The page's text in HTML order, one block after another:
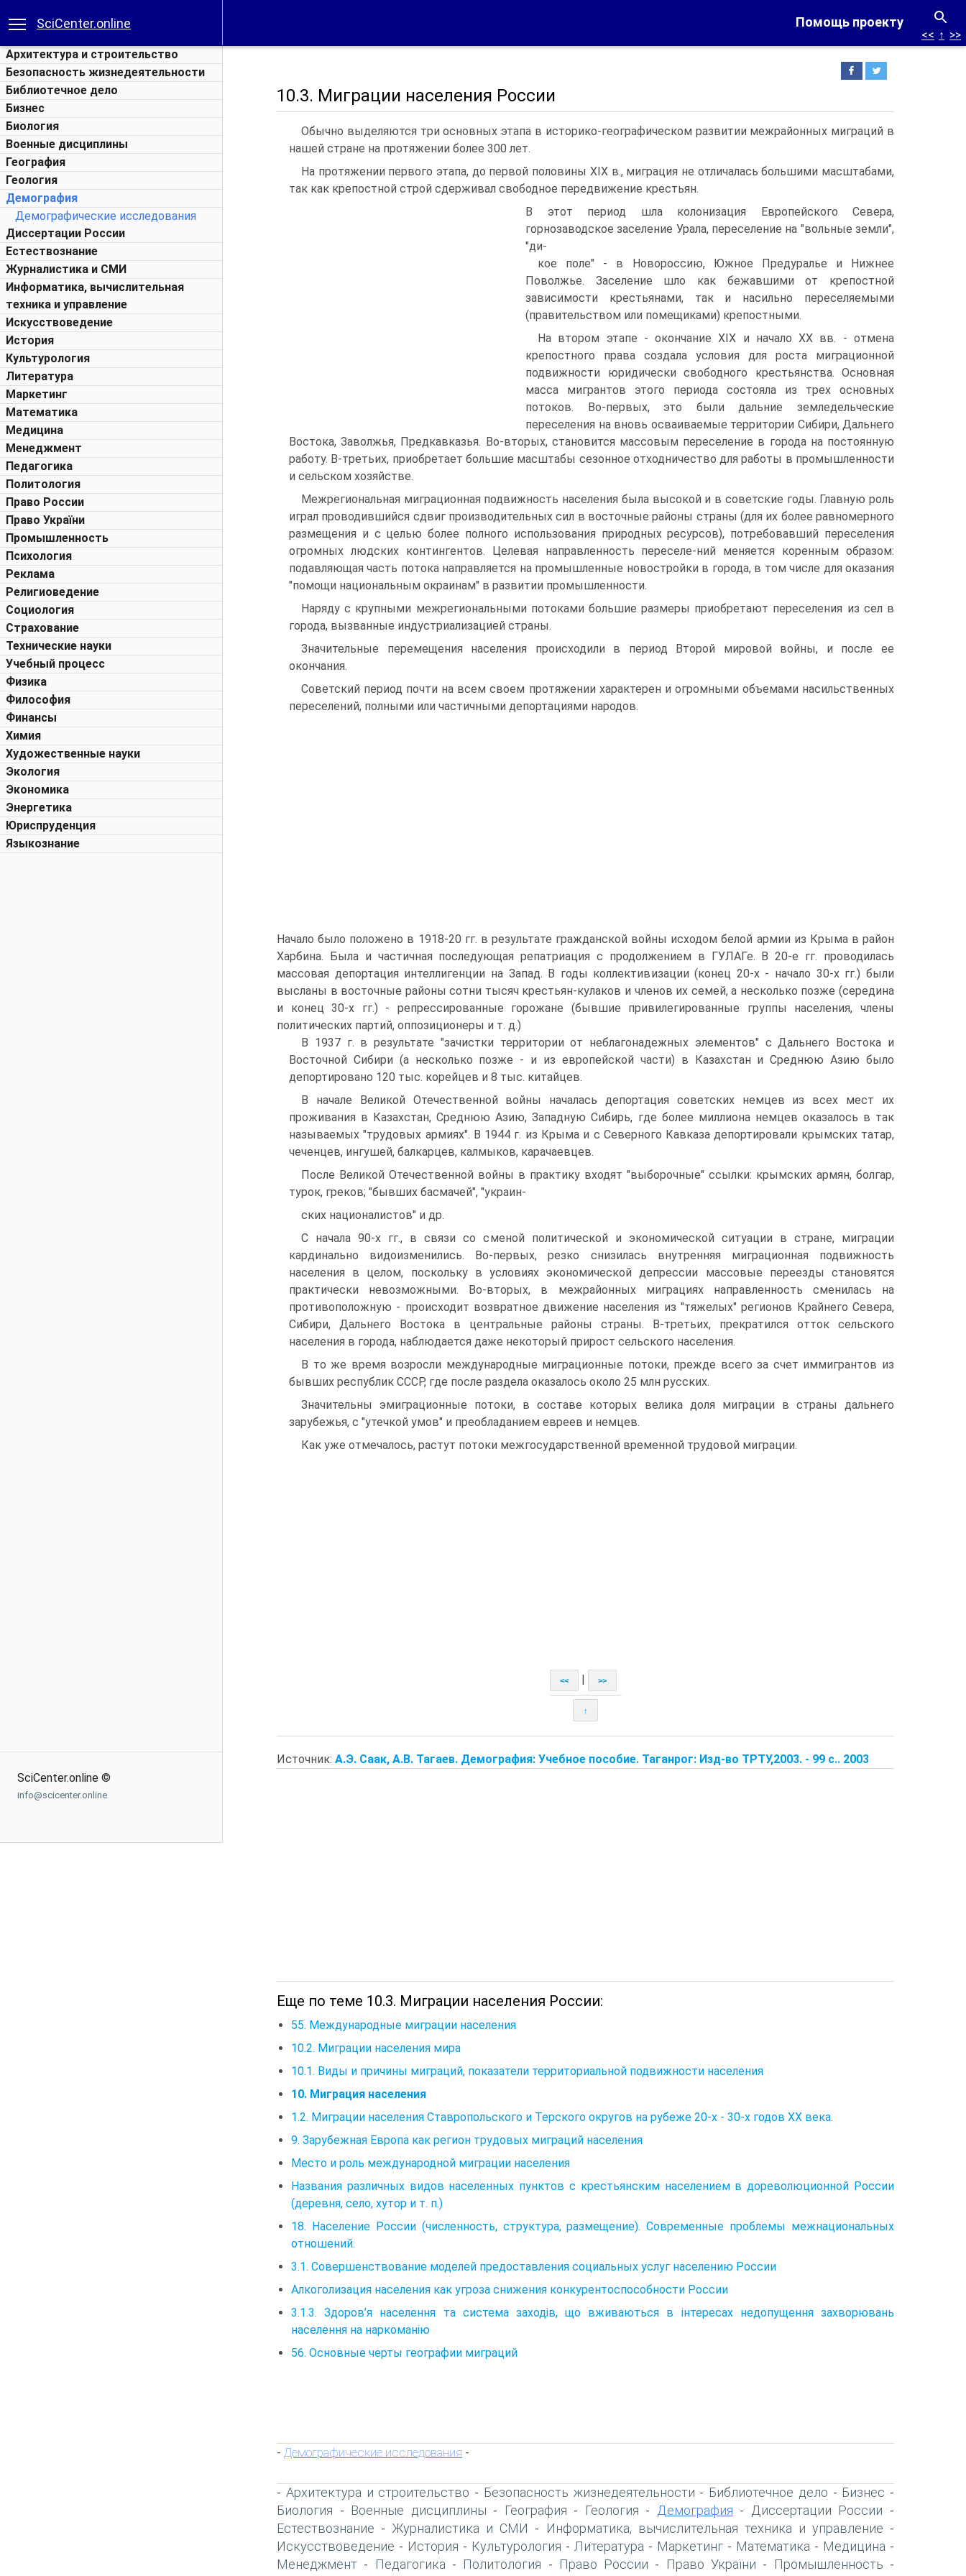
Помощь проекту
SciCenter.online
Архитектура и строительство
Безопасность жизнедеятельности
Библиотечное дело
Бизнес
Биология
Военные дисциплины
География
Геология
Демография
Демографические исследования
Диссертации России
Естествознание
Журналистика и СМИ
Информатика, вычислительная
техника и управление
Искусствоведение
История
Культурология
Литература
Маркетинг
Математика
Медицина
Менеджмент
Педагогика
Политология
Право России
Право України
Промышленность
Психология
Реклама
Религиоведение
Социология
Страхование
Технические науки
Учебный процесс
Физика
Философия
Финансы
Химия
Художественные науки
Экология
Экономика
Энергетика
Юриспруденция
Языкознание
SciCenter.online ©
info@scicenter.online
<< ↑ >>
10.3. Миграции населения России
Обычно выделяются три основных этапа в историко-географическом развитии межрайонных миграций в
нашей стране на протяжении более 300 лет.
На протяжении первого этапа, до первой половины XIX в., миграция не отличалась большими масштабами,
так как крепостной строй сдерживал свободное передвижение крестьян.
В этот период шла колонизация Европейского Севера,
горнозаводское заселение Урала, переселение на "вольные земли",
"ди-
кое поле" - в Новороссию, Южное Предуралье и Нижнее
Поволжье. Заселение шло как бежавшими от крепостной
зависимости крестьянами, так и насильно переселяемыми
(правительством или помещиками) крепостными.
На втором этапе - окончание XIX и начало XX вв. - отмена
крепостного права создала условия для роста миграционной
подвижности юридически свободного крестьянства. Основная
масса мигрантов этого периода состояла из трех основных
потоков. Во-первых, это были дальние земледельческие
переселения на вновь осваиваемые территории Сибири, Дальнего
Востока, Заволжья, Предкавказья. Во-вторых, становится массовым переселение в города на постоянную
работу. В-третьих, приобретает большие масштабы сезонное отходничество для работы в промышленности
и сельском хозяйстве.
Межрегиональная миграционная подвижность населения была высокой и в советские годы. Главную роль
играл проводившийся сдвиг производительных сил в восточные районы страны (для их более равномерного
размещения и с целью более полного использования природных ресурсов), потребовавший переселения
огромных людских контингентов. Целевая направленность переселе-ний меняется коренным образом:
подавляющая часть потока направляется на промышленные новостройки в города, в том числе для оказания
"помощи национальным окраинам" в развитии промышленности.
Наряду с крупными межрегиональными потоками большие размеры приобретают переселения из сел в
города, вызванные индустриализацией страны.
Значительные перемещения населения происходили в период Второй мировой войны, и после ее
окончания.
Советский период почти на всем своем протяжении характерен и огромными объемами насильственных
переселений, полными или частичными депортациями народов.
Начало было положено в 1918-20 гг. в результате гражданской войны исходом белой армии из Крыма в район
Харбина. Была и частичная последующая репатриация с продолжением в ГУЛАГе. В 20-е гг. проводилась
массовая депортация интеллигенции на Запад. В годы коллективизации (конец 20-х - начало 30-х гг.) были
высланы в восточные районы сотни тысяч крестьян-кулаков и членов их семей, а несколько позже (середина
и конец 30-х гг.) - репрессированные горожане (бывшие привилегированные группы населения, члены
политических партий, оппозиционеры и т. д.)
В 1937 г. в результате "зачистки территории от неблагонадежных элементов" с Дальнего Востока и
Восточной Сибири (а несколько позже - и из европейской части) в Казахстан и Среднюю Азию было
депортировано 120 тыс. корейцев и 8 тыс. китайцев.
В начале Великой Отечественной войны началась депортация советских немцев из всех мест их
проживания в Казахстан, Среднюю Азию, Западную Сибирь, где более миллиона немцев оказалось в так
называемых "трудовых армиях". В 1944 г. из Крыма и с Северного Кавказа депортировали крымских татар,
чеченцев, ингушей, балкарцев, калмыков, карачаевцев.
После Великой Отечественной войны в практику входят "выборочные" ссылки: крымских армян, болгар,
турок, греков; "бывших басмачей", "украин-
ских националистов" и др.
С начала 90-х гг., в связи со сменой политической и экономической ситуации в стране, миграции
кардинально видоизменились. Во-первых, резко снизилась внутренняя миграционная подвижность
населения в целом, поскольку в условиях экономической депрессии массовые переезды становятся
практически невозможными. Во-вторых, в межрайонных миграциях направленность сменилась на
противоположную - происходит возвратное движение населения из "тяжелых" регионов Крайнего Севера,
Сибири, Дальнего Востока в центральные районы страны. В-третьих, прекратился отток сельского
населения в города, наблюдается даже некоторый прирост сельского населения.
В то же время возросли международные миграционные потоки, прежде всего за счет иммигрантов из
бывших республик СССР, где после раздела оказалось около 25 млн русских.
Значительны эмиграционные потоки, в составе которых велика доля миграции в страны дальнего
зарубежья, с "утечкой умов" и преобладанием евреев и немцев.
Как уже отмечалось, растут потоки межгосударственной временной трудовой миграции.
<< >>
↑
Источник: А.Э. Саак, А.В. Тагаев. Демография: Учебное пособие. Таганрог: Изд-во ТРТУ,2003. - 99 с.. 2003
Еще по теме 10.3. Миграции населения России:
55. Международные миграции населения
10.2. Миграции населения мира
10.1. Виды и причины миграций, показатели территориальной подвижности населения
10. Миграция населения
1.2. Миграции населения Ставропольского и Терского округов на рубеже 20-х - 30-х годов ХХ века.
9. Зарубежная Европа как регион трудовых миграций населения
Место и роль международной миграции населения
Названия различных видов населенных пунктов с крестьянским населением в дореволюционной России
(деревня, село, хутор и т. п.)
18. Население России (численность, структура, размещение). Современные проблемы межнациональных
отношений.
3.1. Совершенствование моделей предоставления социальных услуг населению России
Алкоголизация населения как угроза снижения конкурентоспособности России
3.1.3. Здоров’я населення та система заходів, що вживаються в інтересах недопущення захворювань
населення на наркоманію
56. Основные черты географии миграций
- Демографические исследования -
- Архитектура и строительство - Безопасность жизнедеятельности - Библиотечное дело - Бизнес -
Биология - Военные дисциплины - География - Геология - Демография - Диссертации России -
Естествознание - Журналистика и СМИ - Информатика, вычислительная техника и управление -
Искусствоведение - История - Культурология - Литература - Маркетинг - Математика - Медицина -
Менеджмент - Педагогика - Политология - Право России - Право України - Промышленность -